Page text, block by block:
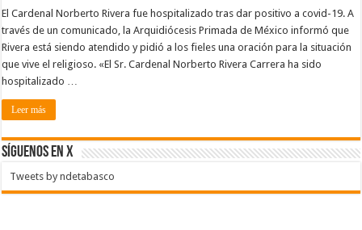
El Cardenal Norberto Rivera fue hospitalizado tras dar positivo a covid-19. A
través de un comunicado, la Arquidiócesis Primada de México informó que
Rivera está siendo atendido y pidió a los fieles una oración para la situación
que vive el religioso. «El Sr. Cardenal Norberto Rivera Carrera ha sido
hospitalizado …
Leer más
SÍGUENOS EN X
Tweets by ndetabasco